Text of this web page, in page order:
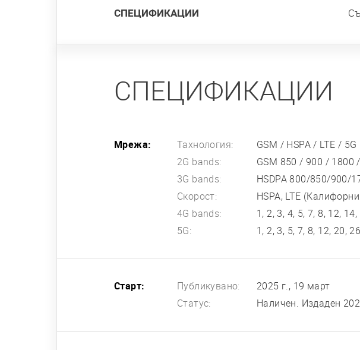
СПЕЦИФИКАЦИИ
СПЕЦИФИКАЦИИ
Мрежа: Тахнология:
GSM / HSPA / LTE / 5G
2G bands:
GSM 850 / 900 / 1800
3G bands:
HSDPA 800/850/900/
Скорост:
HSPA, LTE
4G bands:
1, 2, 3, 4, 5, 7, 8, 12,
5G:
1, 2, 3, 5, 7, 8, 12, 20,
Старт: Публикувано:
2025 г., 19 март
Статус:
Наличен. Издаден